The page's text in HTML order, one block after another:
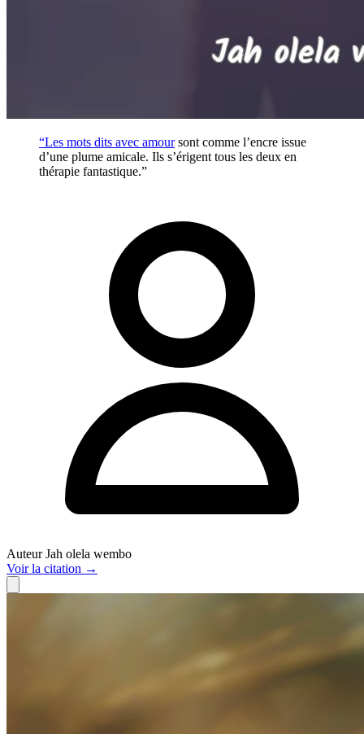
“Les mots dits avec amoursont comme l’encre issue
d’une plume amicale. Ils s’érigent tous les deux en
thérapie fantastique.”
Auteur Jah olela wembo
Voirla citation →